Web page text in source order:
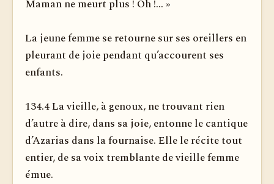
Maman ne meurt plus ! Oh !... »
La jeune femme se retourne sur ses oreillers en
pleurant de joie pendant qu’accourent ses
enfants.
134.4 La vieille, à genoux, ne trouvant rien
d’autre à dire, dans sa joie, entonne le cantique
d’Azarias dans la fournaise. Elle le récite tout
entier, de sa voix tremblante de vieille femme
émue.